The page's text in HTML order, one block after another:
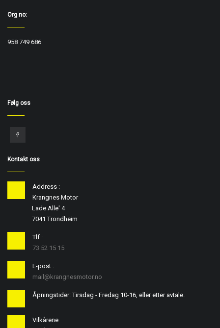
Org no:
958 749 686
Følg oss
Kontakt oss
Address :
Krangnes Motor
Lade Alle' 4
7041 Trondheim
Tlf :
73 52 15 15
E-post :
mail@krangnesmotor.no
Åpningstider: Tirsdag - Fredag 10-16, eller etter avtale.
Vilkårene